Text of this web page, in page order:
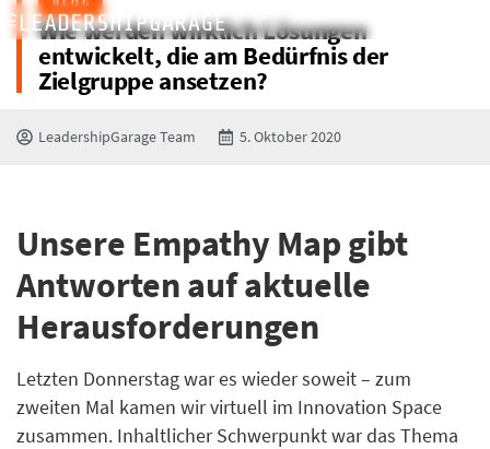
Wie werden wirklich Lösungen
entwickelt, die am Bedürfnis der
Zielgruppe ansetzen?
LeadershipGarage Team 5. Oktober 2020
Unsere Empathy Map gibt
Antworten auf aktuelle
Herausforderungen
Letzten Donnerstag war es wieder soweit – zum
zweiten Mal kamen wir virtuell im Innovation Space
zusammen. Inhaltlicher Schwerpunkt war das Thema